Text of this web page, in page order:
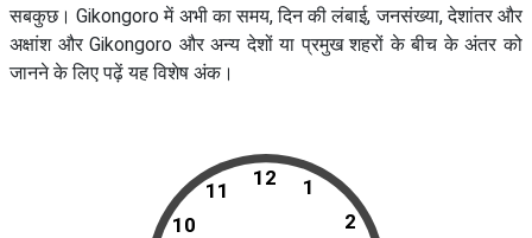
सबकुछ। Gikongoro में अभी का समय, दिन की लंबाई, जनसंख्या, देशांतर और
अक्षांश और Gikongoro और अन्य देशों या प्रमुख शहरों के बीच के अंतर को
जानने के लिए पढ़ें यह विशेष अंक।
12
11
10 2
1